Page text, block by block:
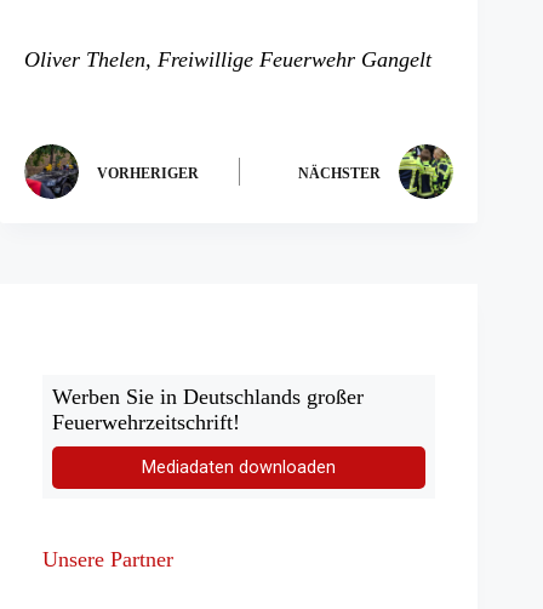
Oliver Thelen, Freiwillige Feuerwehr Gangelt
VORHERIGER NÄCHSTER
Werben Sie in Deutschlands großer
Feuerwehrzeitschrift!
Mediadaten downloaden
Unsere Partner